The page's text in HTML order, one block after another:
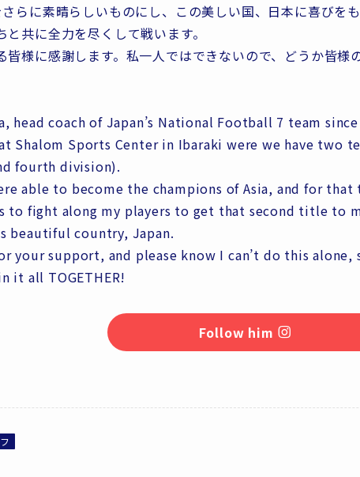
らに素晴らしいものにし、この美しい国、日本に喜びを
と共に全力を尽くして戦います。
皆様に感謝します。私一人ではできないので、どうか皆様
head coach of Japan’s National Football 7 team
Shalom Sports Center in Ibaraki were we have two
fourth division).
able to become the champions of Asia, and for
to fight along my players to get that second title to
beautiful country, Japan.
your support, and please know I can’t do this alone,
it all TOGETHER!
Follow him